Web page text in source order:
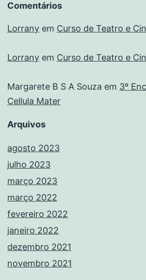
Comentários
Lorrany em Curso de Teatro e
Lorrany em Curso de Teatro e
Margarete B S A Souza em 3º
Cellula Mater
Arquivos
agosto 2023
julho 2023
março 2023
março 2022
fevereiro 2022
janeiro 2022
dezembro 2021
novembro 2021